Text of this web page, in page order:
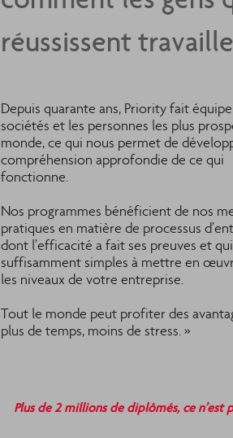
réussissent
Depuis quarante ans, Priority fait
sociétés et les personnes les plus
monde, ce qui nous permet de
compréhension approfondie de ce qui
fonctionne.
Nos programmes bénéficient de nos
pratiques en matière de processus
dont l’efficacité a fait ses preuves et
suffisamment simples à mettre en
les niveaux de votre entreprise.
Tout le monde peut profiter des
plus de temps, moins de stress. »
Plus de 2 millions de diplômés, ce n’est